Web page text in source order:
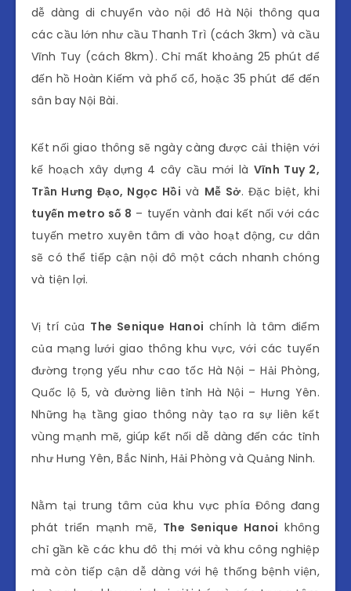
dễ dàng di chuyển vào nội đô Hà Nội thông qua
các cầu lớn như cầu Thanh Trì (cách 3km) và cầu
Vĩnh Tuy (cách 8km). Chỉ mất khoảng 25 phút để
đến hồ Hoàn Kiếm và phố cổ, hoặc 35 phút để đến
sân bay Nội Bài.
Kết nối giao thông sẽ ngày càng được cải thiện với
kế hoạch xây dựng 4 cây cầu mới là Vĩnh Tuy 2,
Trần Hưng Đạo, Ngọc Hồi và Mễ Sở. Đặc biệt, khi
tuyến metro số 8 – tuyến vành đai kết nối với các
tuyến metro xuyên tâm đi vào hoạt động, cư dân
sẽ có thể tiếp cận nội đô một cách nhanh chóng
và tiện lợi.
Vị trí của The Senique Hanoi chính là tâm điểm
của mạng lưới giao thông khu vực, với các tuyến
đường trọng yếu như cao tốc Hà Nội – Hải Phòng,
Quốc lộ 5, và đường liên tỉnh Hà Nội – Hưng Yên.
Những hạ tầng giao thông này tạo ra sự liên kết
vùng mạnh mẽ, giúp kết nối dễ dàng đến các tỉnh
như Hưng Yên, Bắc Ninh, Hải Phòng và Quảng Ninh.
Nằm tại trung tâm của khu vực phía Đông đang
phát triển mạnh mẽ, The Senique Hanoi không
chỉ gần kề các khu đô thị mới và khu công nghiệp
mà còn tiếp cận dễ dàng với hệ thống bệnh viện,